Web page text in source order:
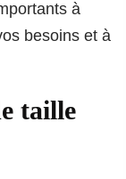
à
besoins et à
taille